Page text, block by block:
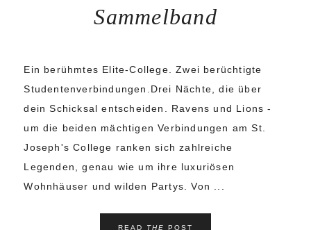
Sammelband
Ein berühmtes Elite-College. Zwei berüchtigte
Studentenverbindungen.Drei Nächte, die über
dein Schicksal entscheiden. Ravens und Lions -
um die beiden mächtigen Verbindungen am St.
Joseph's College ranken sich zahlreiche
Legenden, genau wie um ihre luxuriösen
Wohnhäuser und wilden Partys. Von ...
READ THE POST